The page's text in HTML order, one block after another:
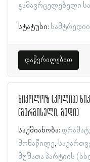
გამავრცელებელი
სტატუსი:
დაწვრილებით
ნიკოლოზ (კოლია)
(გერგისელი, გედი)
საქმიანობა:
მონაწილე
მუშათა პარტიის